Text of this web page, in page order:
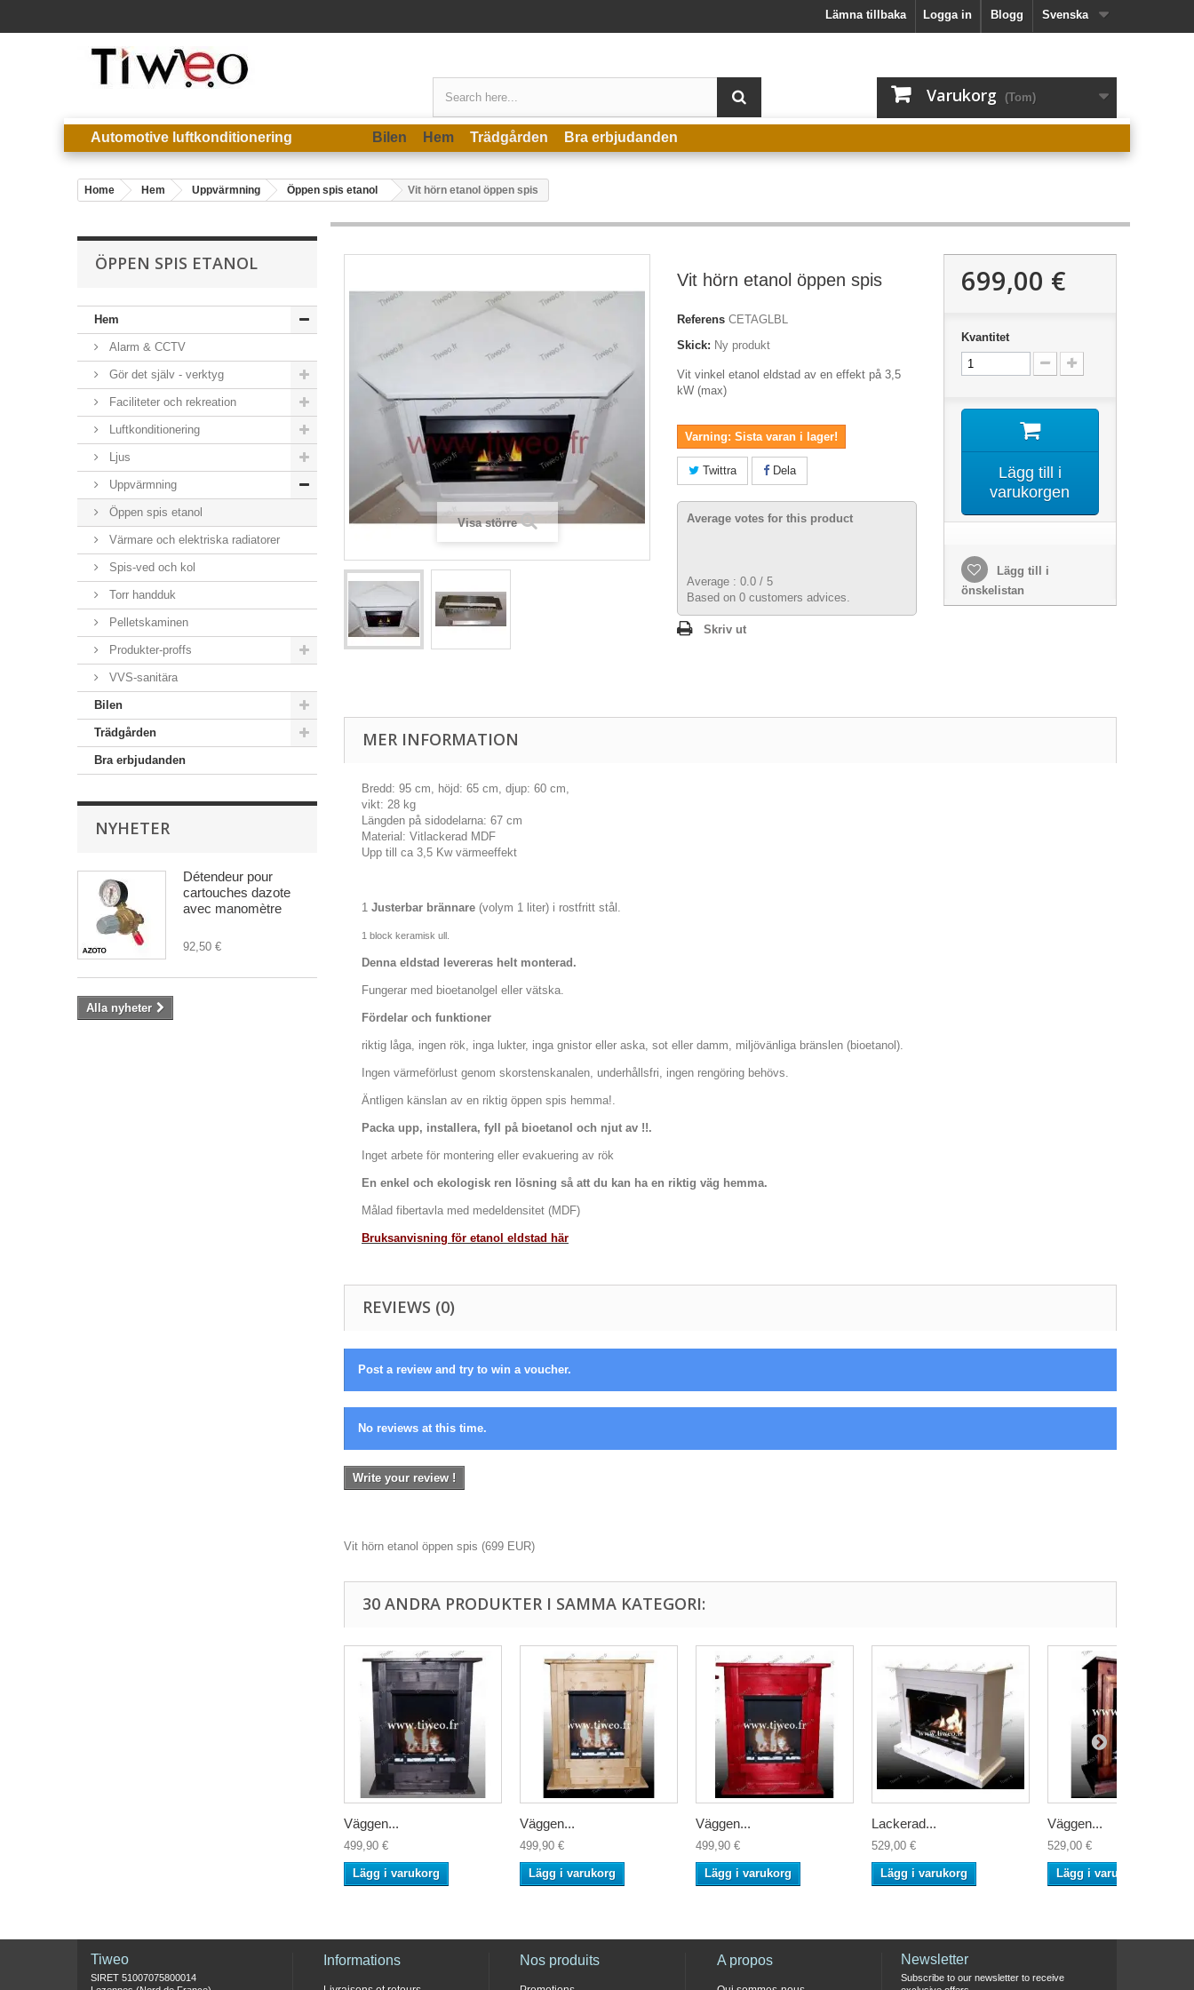
Svenska
Blogg
Logga in
Lämna tillbaka
Varukorg (Tom)
Automotive luftkonditionering Bilen Hem Trädgården Bra erbjudanden
Home Hem Uppvärmning Öppen spis etanol Vit hörn etanol öppen spis
ÖPPEN SPIS ETANOL
Hem
Alarm & CCTV
Gör det själv - verktyg
Faciliteter och rekreation
Luftkonditionering
Ljus
Uppvärmning
Öppen spis etanol
Värmare och elektriska radiatorer
Spis-ved och kol
Torr handduk
Pelletskaminen
Produkter-proffs
VVS-sanitära
Bilen
Trädgården
Bra erbjudanden
NYHETER
Détendeur pour
cartouches dazote
avec manomètre
92,50 €
Alla nyheter
Visa större
Vit hörn etanol öppen spis
Referens CETAGLBL
Skick: Ny produkt
Vit vinkel etanol eldstad av en effekt på 3,5
kW (max)
Varning: Sista varan i lager!
Twittra Dela
Average votes for this product
Average : 0.0 / 5
Based on 0 customers advices.
Skriv ut
699,00 €
Kvantitet
Lägg till i
varukorgen
Lägg till i
önskelistan
MER INFORMATION
Bredd: 95 cm, höjd: 65 cm, djup: 60 cm,
vikt: 28 kg
Längden på sidodelarna: 67 cm
Material: Vitlackerad MDF
Upp till ca 3,5 Kw värmeeffekt
1 Justerbar brännare (volym 1 liter) i rostfritt stål.
1 block keramisk ull.
Denna eldstad levereras helt monterad.
Fungerar med bioetanolgel eller vätska.
Fördelar och funktioner
riktig låga, ingen rök, inga lukter, inga gnistor eller aska, sot eller damm, miljövänliga bränslen (bioetanol).
Ingen värmeförlust genom skorstenskanalen, underhållsfri, ingen rengöring behövs.
Äntligen känslan av en riktig öppen spis hemma!.
Packa upp, installera, fyll på bioetanol och njut av !!.
Inget arbete för montering eller evakuering av rök
En enkel och ekologisk ren lösning så att du kan ha en riktig väg hemma.
Målad fibertavla med medeldensitet (MDF)
Bruksanvisning för etanol eldstad här
REVIEWS (0)
Post a review and try to win a voucher.
No reviews at this time.
Write your review !
Vit hörn etanol öppen spis (699 EUR)
30 ANDRA PRODUKTER I SAMMA KATEGORI:
Väggen...
499,90 €
Lägg i varukorg
Väggen...
499,90 €
Lägg i varukorg
Väggen...
499,90 €
Lägg i varukorg
Lackerad...
529,00 €
Lägg i varukorg
Väggen...
529,00 €
Lägg i varukorg
Tiweo
SIRET 51007075800014
Informations Nos produits A propos Newsletter
Subscribe to our newsletter to receive